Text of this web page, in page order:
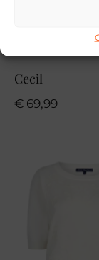
Cecil
€ 69,99